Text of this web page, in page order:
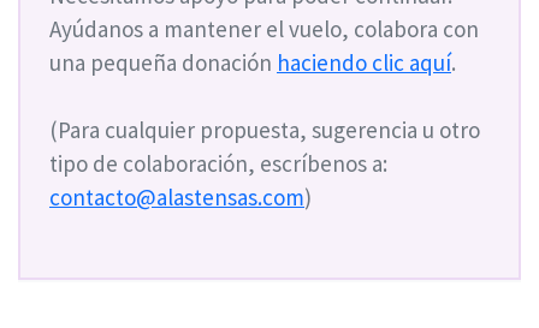
Ayúdanos a mantener el vuelo, colabora con
una pequeña donación haciendo clic aquí.
(Para cualquier propuesta, sugerencia u otro
tipo de colaboración, escríbenos a:
contacto@alastensas.com)